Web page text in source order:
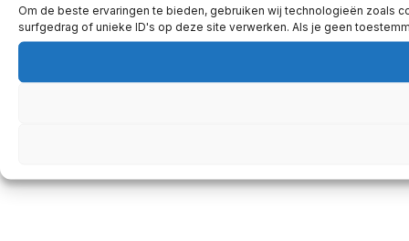
Om de beste ervaringen te bieden, gebruiken wij technologieën zoals
surfgedrag of unieke ID's op deze site verwerken. Als je geen